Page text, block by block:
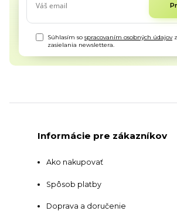
Súhlasím sospracovaním osobných údajov
zasielania newslettera.
Informácie pre zákazníkov
Ako nakupovať
Spôsob platby
Doprava a doručenie